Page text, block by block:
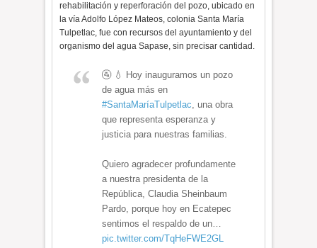
rehabilitación y reperforación del pozo, ubicado en
la vía Adolfo López Mateos, colonia Santa María
Tulpetlac, fue con recursos del ayuntamiento y del
organismo del agua Sapase, sin precisar cantidad.
🚰 💧 Hoy inauguramos un pozo
de agua más en
#SantaMaríaTulpetlac, una obra
que representa esperanza y
justicia para nuestras familias.
Quiero agradecer profundamente
a nuestra presidenta de la
República, Claudia Sheinbaum
Pardo, porque hoy en Ecatepec
sentimos el respaldo de un…
pic.twitter.com/TqHeFWE2GL